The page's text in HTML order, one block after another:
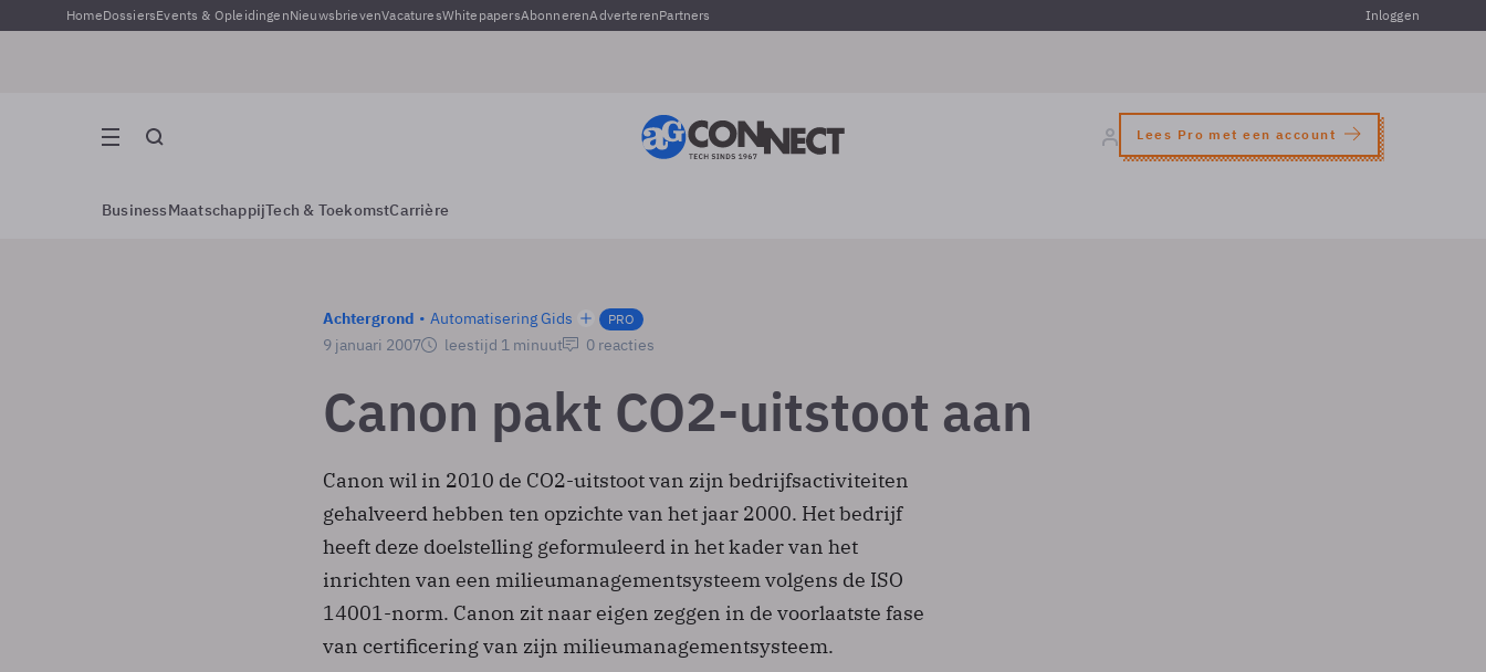
HomeDossiersEvents & OpleidingenNieuwsbrievenVacaturesWhitepapersAbonnerenAdverterenPartners Inloggen
Lees Pro met een account
BusinessMaatschappijTech & ToekomstCarrière
Achtergrond Automatisering Gids PRO
9 januari 2007 leestijd 1 minuut 0 reacties
Canon pakt CO2-uitstoot aan
Canon wil in 2010 de CO2-uitstoot van zijn bedrijfsactiviteiten
gehalveerd hebben ten opzichte van het jaar 2000. Het bedrijf
heeft deze doelstelling geformuleerd in het kader van het
inrichten van een milieumanagementsysteem volgens de ISO
14001-norm. Canon zit naar eigen zeggen in de voorlaatste fase
van certificering van zijn milieumanagementsysteem.